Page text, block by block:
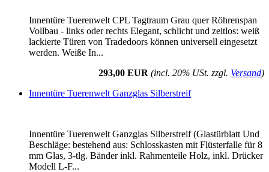
Innentüre Tuerenwelt CPL Tagtraum Grau quer Röhrenspan
Vollbau - links oder rechts Elegant, schlicht und zeitlos: weiß
lackierte Türen von Tradedoors können universell eingesetzt
werden. Weiße In...
293,00 EUR (incl. 20% USt. zzgl. Versand)
Innentüre Tuerenwelt Ganzglas Silberstreif
Innentüre Tuerenwelt Ganzglas Silberstreif (Glastürblatt Und
Beschläge: bestehend aus: Schlosskasten mit Flüsterfalle für 8
mm Glas, 3-tlg. Bänder inkl. Rahmenteile Holz, inkl. Drücker
Modell L-F...